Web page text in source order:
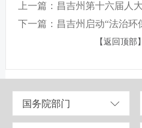
【返回顶部】
国务院部门